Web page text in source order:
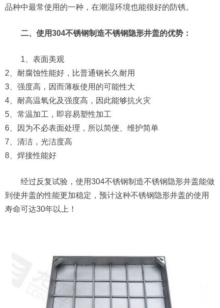
品种中最常使用的一种，在潮湿环境也能很好的防锈。
二、使用304不锈钢制造不锈钢隐形井盖的优势：
1、表面美观
2、耐腐蚀性能好，比普通钢长久耐用
3、强度高，因而薄板使用的可能性大
4、耐高温氧化及强度高，因此能够抗火灾
5、常温加工，即容易塑性加工
6、因为不必表面处理，所以简便、维护简单
7、清洁，光洁度高
8、焊接性能好
经过反复试验，使用304不锈钢制造不锈钢隐形井盖能做
到使井盖的性能更加稳定，预计这种不锈钢隐形井盖的使用
寿命可达30年以上！